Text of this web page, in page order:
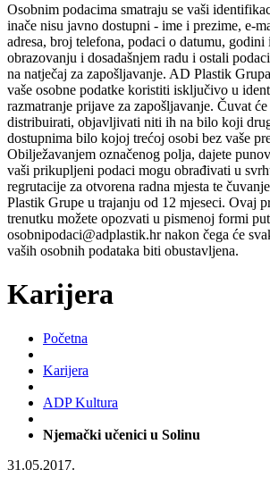
Osobnim podacima smatraju se vaši
inače nisu javno dostupni - ime i prezime, e-
adresa, broj telefona, podaci o datumu, godini
obrazovanju i dosadašnjem radu i ostali
na natječaj za zapošljavanje. AD Plastik
vaše osobne podatke koristiti isključivo u
razmatranje prijave za zapošljavanje. Čuvat
distribuirati, objavljivati niti ih na bilo koji
dostupnima bilo kojoj trećoj osobi bez vaše
Obilježavanjem označenog polja, dajete
vaši prikupljeni podaci mogu obrađivati u
regrutacije za otvorena radna mjesta te
Plastik Grupe u trajanju od 12 mjeseci. Ovaj
trenutku možete opozvati u pismenoj formi
osobnipodaci@adplastik.hr nakon čega će
vaših osobnih podataka biti obustavljena.
Karijera
Početna
Karijera
ADP Kultura
Njemački učenici u Solinu
31.05.2017.